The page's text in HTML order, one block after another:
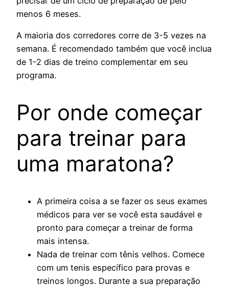
menos 6 meses.
A maioria dos corredores corre de 3-5 vezes na
semana. É recomendado também que você inclua
de 1-2 dias de treino complementar em seu
programa.
Por onde começar
para treinar para
uma maratona?
A primeira coisa a se fazer os seus exames
médicos para ver se você esta saudável e
pronto para começar a treinar de forma
mais intensa.
Nada de treinar com tênis velhos. Comece
com um tenis específico para provas e
treinos longos. Durante a sua preparação